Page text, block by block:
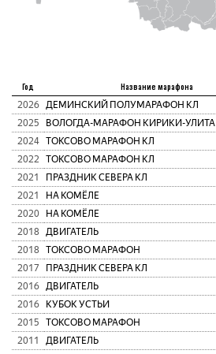
Год Название марафона
2026 ДЕМИНСКИЙ ПОЛУМАРАФОН КЛ
2025
ВОЛОГДА-МАРАФОН КИРИКИ-УЛИТА
2024
ТОКСОВО МАРАФОН КЛ
2022
ТОКСОВО МАРАФОН КЛ
2021
ПРАЗДНИК СЕВЕРА КЛ
2021
НА КОМЁЛЕ
2020
НА КОМЁЛЕ
2018
ДВИГАТЕЛЬ
2018
ТОКСОВО МАРАФОН
2017
ПРАЗДНИК СЕВЕРА КЛ
2016
ДВИГАТЕЛЬ
2016
КУБОК УСТЬИ
2015
ТОКСОВО МАРАФОН
2011
ДВИГАТЕЛЬ